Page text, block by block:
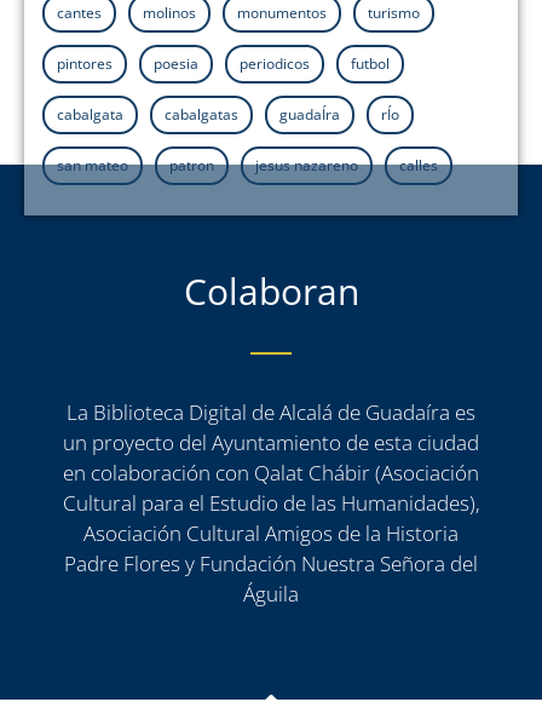
cantes molinos monumentos turismo
pintores poesia periodicos futbol
cabalgata cabalgatas guadaÍra rÍo
san mateo patron jesus nazareno calles
Colaboran
La Biblioteca Digital de Alcalá de Guadaíra es
un proyecto del Ayuntamiento de esta ciudad
en colaboración con Qalat Chábir (Asociación
Cultural para el Estudio de las Humanidades),
Asociación Cultural Amigos de la Historia
Padre Flores y Fundación Nuestra Señora del
Águila